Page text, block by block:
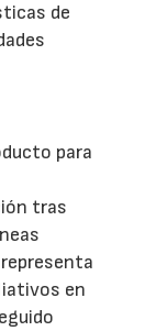
de
para
tras
en